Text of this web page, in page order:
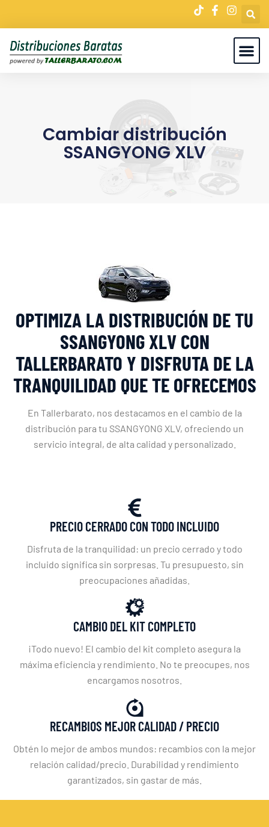
Cambiar distribución
SSANGYONG XLV
OPTIMIZA LA DISTRIBUCIÓN DE TU
SSANGYONG XLV CON
TALLERBARATO Y DISFRUTA DE LA
TRANQUILIDAD QUE TE OFRECEMOS
En Tallerbarato, nos destacamos en el cambio de la
distribución para tu SSANGYONG XLV, ofreciendo un
servicio integral, de alta calidad y personalizado.
PRECIO CERRADO CON TODO INCLUIDO
Disfruta de la tranquilidad: un precio cerrado y todo
incluido significa sin sorpresas. Tu presupuesto, sin
preocupaciones añadidas.
CAMBIO DEL KIT COMPLETO
¡Todo nuevo! El cambio del kit completo asegura la
máxima eficiencia y rendimiento. No te preocupes, nos
encargamos nosotros.
RECAMBIOS MEJOR CALIDAD / PRECIO
Obtén lo mejor de ambos mundos: recambios con la mejor
relación calidad/precio. Durabilidad y rendimiento
garantizados, sin gastar de más.